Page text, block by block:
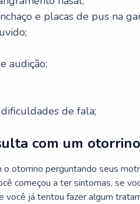
e placas de pus na
audição;
de fala;
com um
otorrino perguntando seus
começou a ter sintomas, se
você já tentou fazer algum